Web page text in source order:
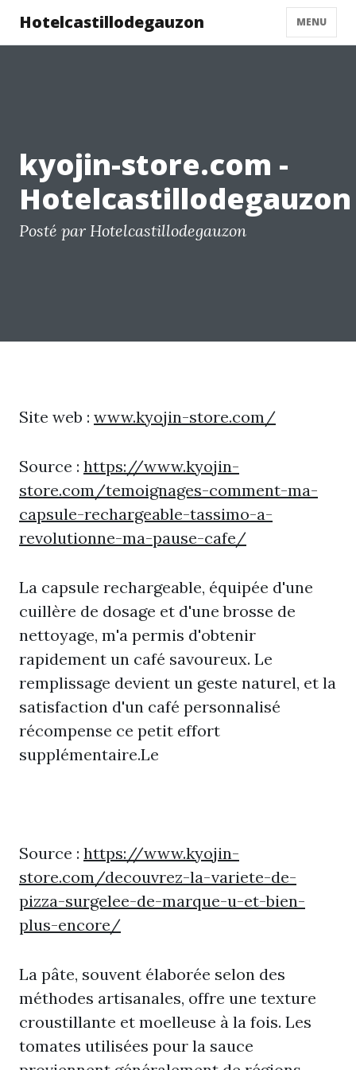
Hotelcastillodegauzon MENU
kyojin-store.com -
Hotelcastillodegauzon
Posté par Hotelcastillodegauzon
Site web : www.kyojin-store.com/
Source : https://www.kyojin-
store.com/temoignages-comment-ma-
capsule-rechargeable-tassimo-a-
revolutionne-ma-pause-cafe/
La capsule rechargeable, équipée d'une
cuillère de dosage et d'une brosse de
nettoyage, m'a permis d'obtenir
rapidement un café savoureux. Le
remplissage devient un geste naturel, et la
satisfaction d'un café personnalisé
récompense ce petit effort
supplémentaire.Le
Source : https://www.kyojin-
store.com/decouvrez-la-variete-de-
pizza-surgelee-de-marque-u-et-bien-
plus-encore/
La pâte, souvent élaborée selon des
méthodes artisanales, offre une texture
croustillante et moelleuse à la fois. Les
tomates utilisées pour la sauce